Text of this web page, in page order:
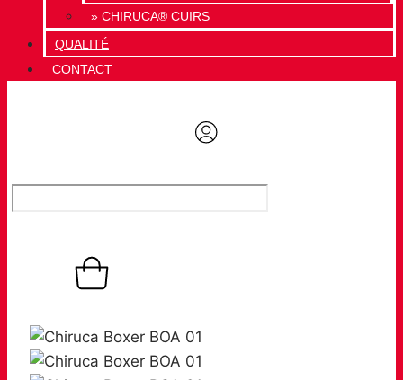
» CHIRUCA® CUIRS
QUALITÉ
CONTACT